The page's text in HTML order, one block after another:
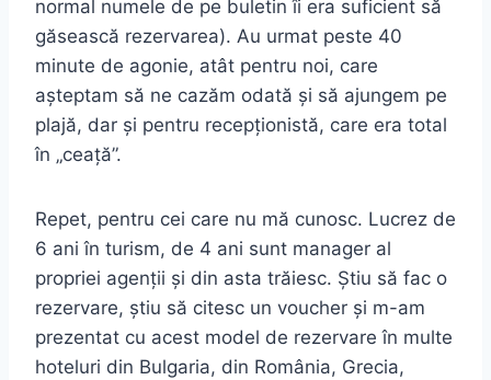
normal numele de pe buletin îi era suficient să
găsească rezervarea). Au urmat peste 40
minute de agonie, atât pentru noi, care
așteptam să ne cazăm odată și să ajungem pe
plajă, dar și pentru recepționistă, care era total
în „ceață”.
Repet, pentru cei care nu mă cunosc. Lucrez de
6 ani în turism, de 4 ani sunt manager al
propriei agenții și din asta trăiesc. Știu să fac o
rezervare, știu să citesc un voucher și m-am
prezentat cu acest model de rezervare în multe
hoteluri din Bulgaria, din România, Grecia,